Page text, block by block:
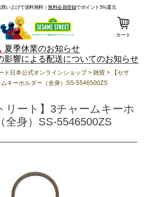
い上げで送料無料｜無料会員登録でポイント5%還元
カート
夏季休業のお知らせ
影響による配送についてのお知らせ
ト日本公式オンラインショップ 雑貨
【セサ
キーホルダー（全身）SS-5546500ZS
リート】3チャームキーホ
全身）SS-5546500ZS